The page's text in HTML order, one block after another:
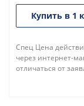
Купить в 1
Спец Цена
через интернет-
отличаться от